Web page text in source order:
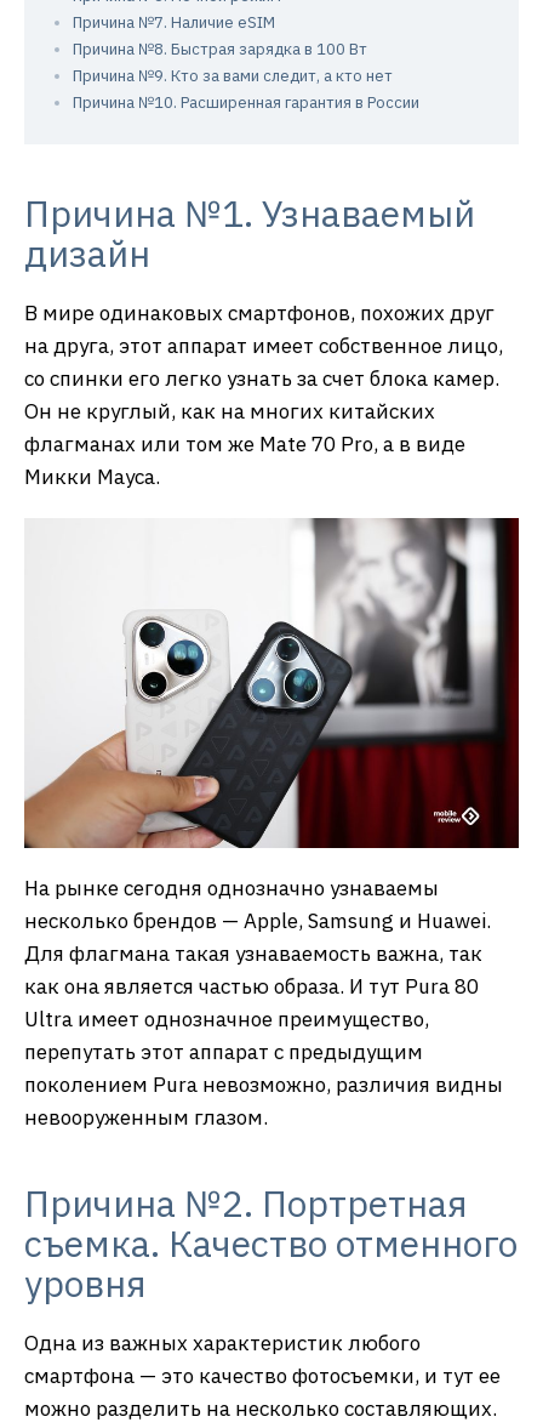
Причина №7. Наличие eSIM
Причина №8. Быстрая зарядка в 100 Вт
Причина №9. Кто за вами следит, а кто нет
Причина №10. Расширенная гарантия в России
Причина №1. Узнаваемый
дизайн
В мире одинаковых смартфонов, похожих друг
на друга, этот аппарат имеет собственное лицо,
со спинки его легко узнать за счет блока камер.
Он не круглый, как на многих китайских
флагманах или том же Mate 70 Pro, а в виде
Микки Мауса.
На рынке сегодня однозначно узнаваемы
несколько брендов — Apple, Samsung и Huawei.
Для флагмана такая узнаваемость важна, так
как она является частью образа. И тут Pura 80
Ultra имеет однозначное преимущество,
перепутать этот аппарат с предыдущим
поколением Pura невозможно, различия видны
невооруженным глазом.
Причина №2. Портретная
съемка. Качество отменного
уровня
Одна из важных характеристик любого
смартфона — это качество фотосъемки, и тут ее
можно разделить на несколько составляющих.